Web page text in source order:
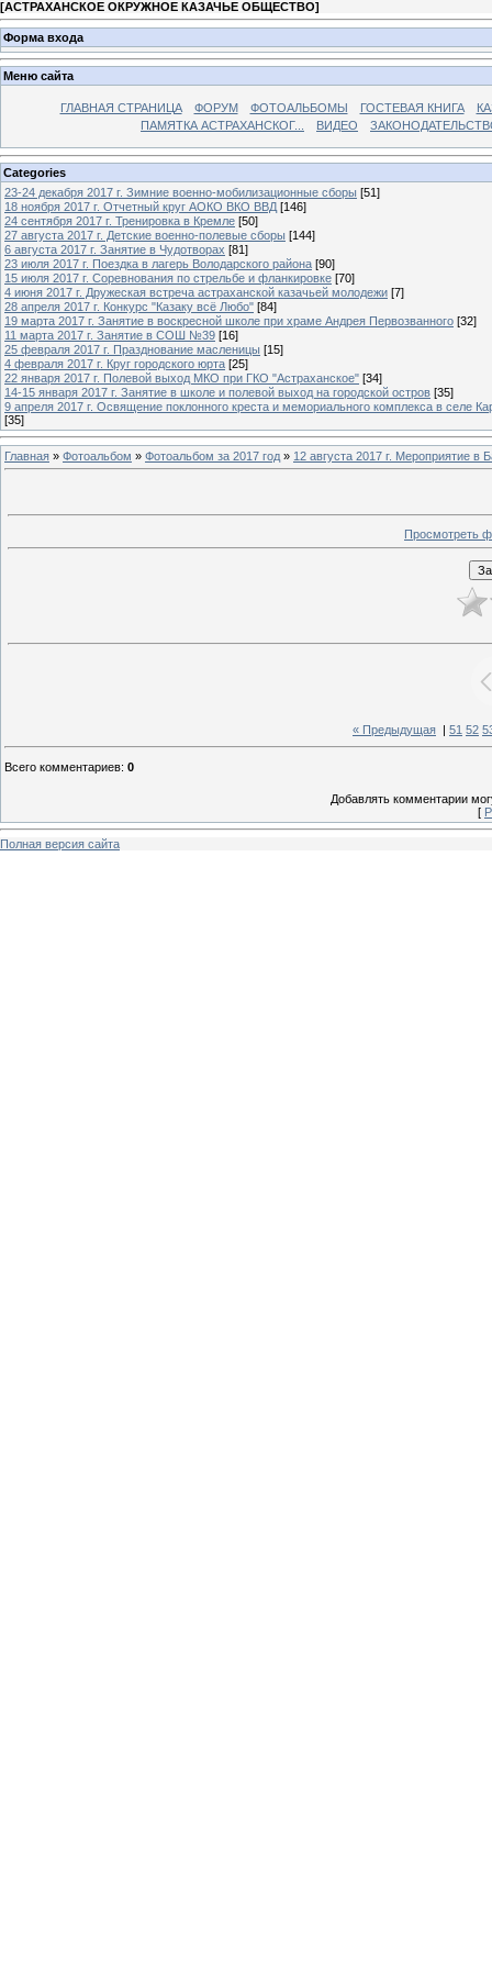
[АСТРАХАНСКОЕ ОКРУЖНОЕ КАЗАЧЬЕ ОБЩЕСТВО]
Форма входа
Меню сайта
ГЛАВНАЯ СТРАНИЦА ФОРУМ ФОТОАЛЬБОМЫ ГОСТЕВАЯ КНИГА
ПАМЯТКА АСТРАХАНСКОГ...
ВИДЕО
Categories
23-24 декабря 2017 г. Зимние военно-мобилизационные сборы [51]
18 ноября 2017 г. Отчетный круг АОКО ВКО ВВД [146]
24 сентября 2017 г. Тренировка в Кремле [50]
27 августа 2017 г. Детские военно-полевые сборы [144]
6 августа 2017 г. Занятие в Чудотворах [81]
23 июля 2017 г. Поездка в лагерь Володарского района [90]
15 июля 2017 г. Соревнования по стрельбе и фланкировке [70]
4 июня 2017 г. Дружеская встреча астраханской казачьей молодежи [7]
28 апреля 2017 г. Конкурс "Казаку всё Любо" [84]
19 марта 2017 г. Занятие в воскресной школе при храме Андрея Первозванного [32]
11 марта 2017 г. Занятие в СОШ №39 [16]
25 февраля 2017 г. Празднование масленицы [15]
4 февраля 2017 г. Круг городского юрта [25]
22 января 2017 г. Полевой выход МКО при ГКО "Астраханское" [34]
14-15 января 2017 г. Занятие в школе и полевой выход на городской остров [35]
9 апреля 2017 г. Освящение поклонного креста и мемориального комплекса в селе
[35]
Главная » Фотоальбом » Фотоальбом за 2017 год » 12 августа 2017 г. Мероприятие в
Просмотреть
« Предыдущая 51 52
Всего комментариев: 0
Добавлять комментарии
[
Полная версия сайта